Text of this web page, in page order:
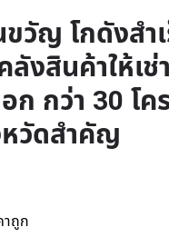
ขวัญ โกดังสำ
ลังสินค้าให้เช่
ก กว่า 30 โค
วัดสำคัญ
าถูก